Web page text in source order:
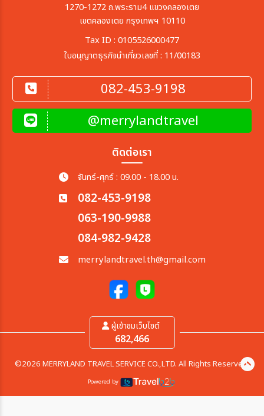
1270-1272 ถ.พระราม4 แขวงคลองเตย
เขตคลองเตย กรุงเทพฯ 10110
Tax ID : 0105526000477
ใบอนุญาตธุรกิจนำเที่ยวเลขที่ : 11/00183
082-453-9198
@merrylandtravel
ติดต่อเรา
จันทร์-ศุกร์ : 09.00 - 18.00 น.
082-453-9198
063-190-9988
084-982-9428
merrylandtravel.th@gmail.com
ผู้เข้าชมเว็บไซต์
682,466
©2026 MERRYLAND TRAVEL SERVICE CO.,LTD. All Rights Reserved.
Powered by